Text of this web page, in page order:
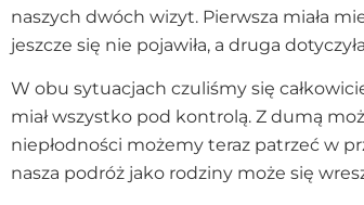
naszych dwóch wizyt. Pierwsza miała
jeszcze się nie pojawiła, a druga
W obu sytuacjach czuliśmy się
miał wszystko pod kontrolą. Z dumą
niepłodności możemy teraz patrzeć w
nasza podróż jako rodziny może się